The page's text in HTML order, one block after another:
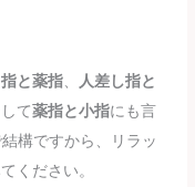
と薬指
人差し指と
して薬指と小指にも言
構ですから、リラッ
ください。